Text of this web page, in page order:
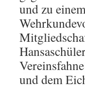
und zu
und dem